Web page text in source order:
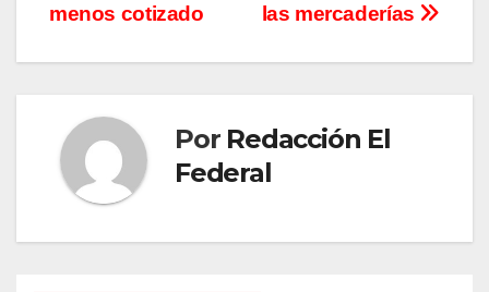
las mercaderías
menos cotizado
Por Redacción El
Federal